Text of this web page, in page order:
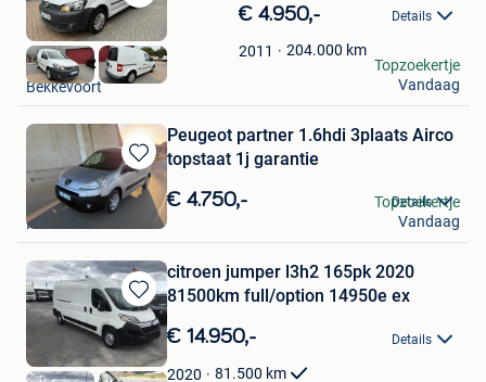
Bewaren
in
Mijn
Favorieten
€ 4.950,- Details
2011 204.000 km
GUNTHER
Bekkevoort
Topzoekertje
Vandaag
Bewaren
in
Mijn
Favorieten
Peugeot partner 1.6hdi 3plaats Airco
topstaat 1j garantie
€ 4.750,- Details
Elanocars
Paal
Topzoekertje
Vandaag
Bewaren
in
Mijn
Favorieten
citroen jumper l3h2 165pk 2020
81500km full/option 14950e ex
€ 14.950,- Details
2020 81.500 km